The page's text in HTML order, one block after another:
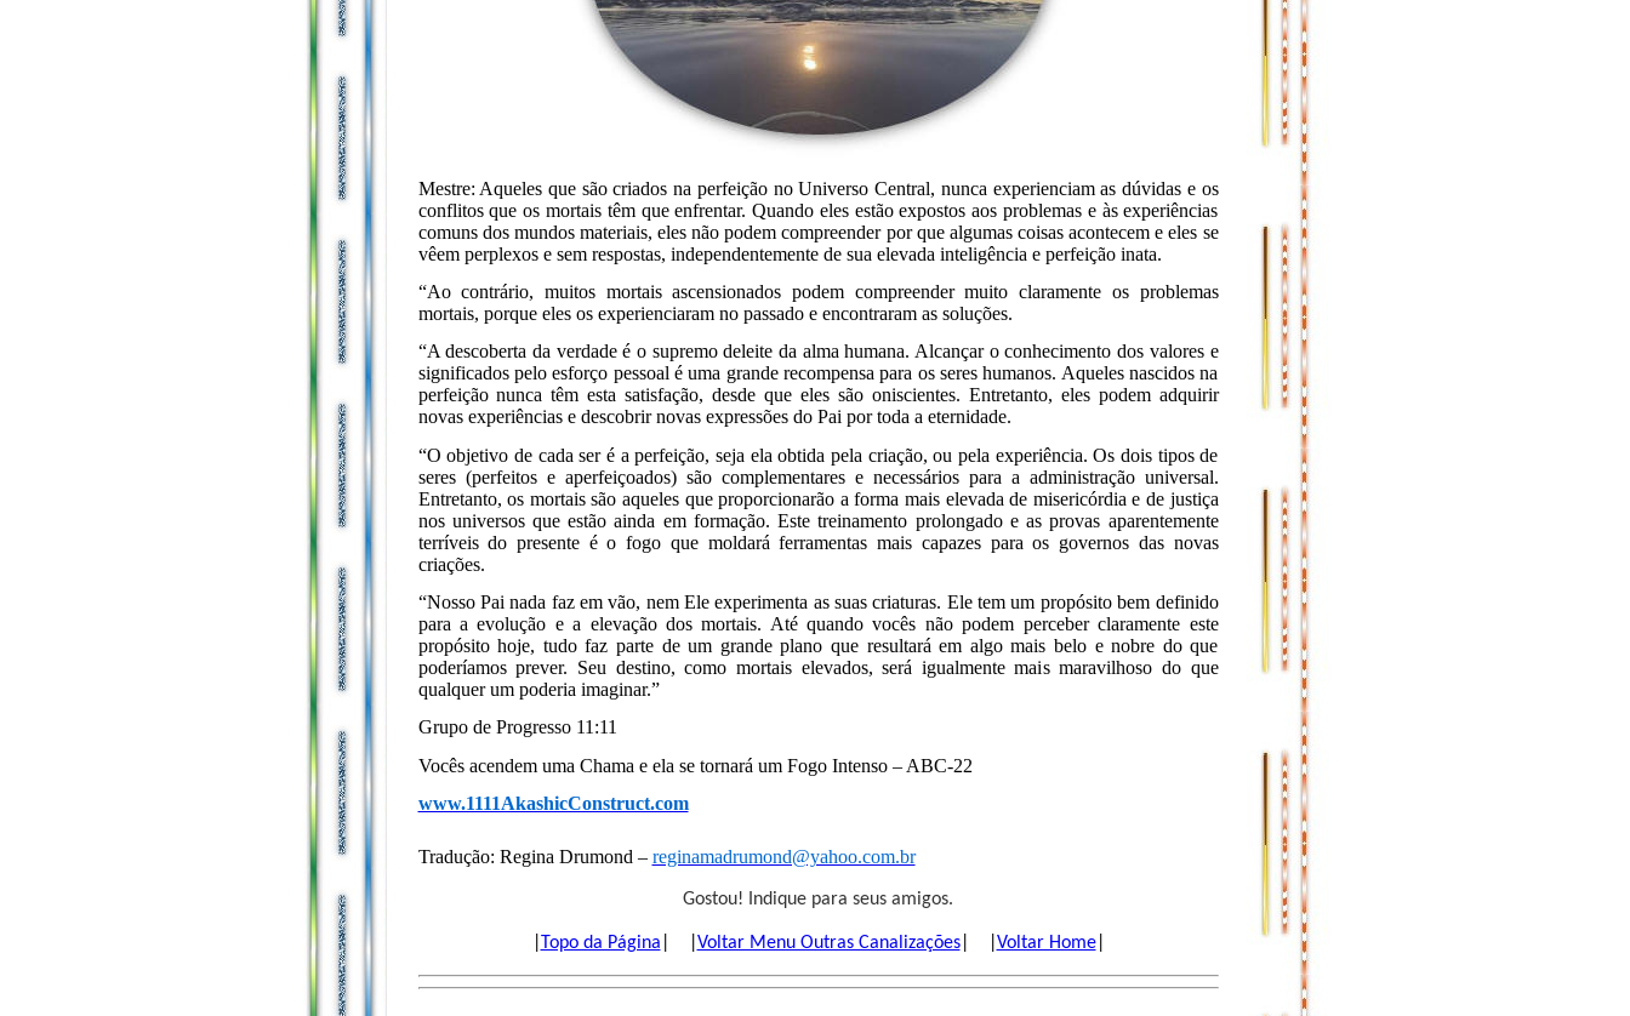
Mestre: Aqueles que são criados na perfeição no Universo Central, nunca experienciam as dúvidas e os
conflitos que os mortais têm que enfrentar. Quando eles estão expostos aos problemas e às experiências
comuns dos mundos materiais, eles não podem compreender por que algumas coisas acontecem e eles se
vêem perplexos e sem respostas, independentemente de sua elevada inteligência e perfeição inata.
“Ao contrário, muitos mortais ascensionados podem compreender muito claramente os problemas
mortais, porque eles os experienciaram no passado e encontraram as soluções.
“A descoberta da verdade é o supremo deleite da alma humana. Alcançar o conhecimento dos valores e
significados pelo esforço pessoal é uma grande recompensa para os seres humanos. Aqueles nascidos na
perfeição nunca têm esta satisfação, desde que eles são oniscientes. Entretanto, eles podem adquirir
novas experiências e descobrir novas expressões do Pai por toda a eternidade.
“O objetivo de cada ser é a perfeição, seja ela obtida pela criação, ou pela experiência. Os dois tipos de
seres (perfeitos e aperfeiçoados) são complementares e necessários para a administração universal.
Entretanto, os mortais são aqueles que proporcionarão a forma mais elevada de misericórdia e de justiça
nos universos que estão ainda em formação. Este treinamento prolongado e as provas aparentemente
terríveis do presente é o fogo que moldará ferramentas mais capazes para os governos das novas
criações.
“Nosso Pai nada faz em vão, nem Ele experimenta as suas criaturas. Ele tem um propósito bem definido
para a evolução e a elevação dos mortais. Até quando vocês não podem perceber claramente este
propósito hoje, tudo faz parte de um grande plano que resultará em algo mais belo e nobre do que
poderíamos prever. Seu destino, como mortais elevados, será igualmente mais maravilhoso do que
qualquer um poderia imaginar.”
Grupo de Progresso 11:11
Vocês acendem uma Chama e ela se tornará um Fogo Intenso – ABC-22
www.1111AkashicConstruct.com
Tradução: Regina Drumond – reginamadrumond@yahoo.com.br
Gostou! Indique para seus amigos.
Topo da Página Voltar Menu Outras Canalizações| | Voltar Home|